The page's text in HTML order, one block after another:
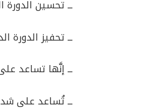
ــ تحسين الدورة
ــ تحفيز الدورة
ــ إنَّها تساعد
ــ تُساعد على شد